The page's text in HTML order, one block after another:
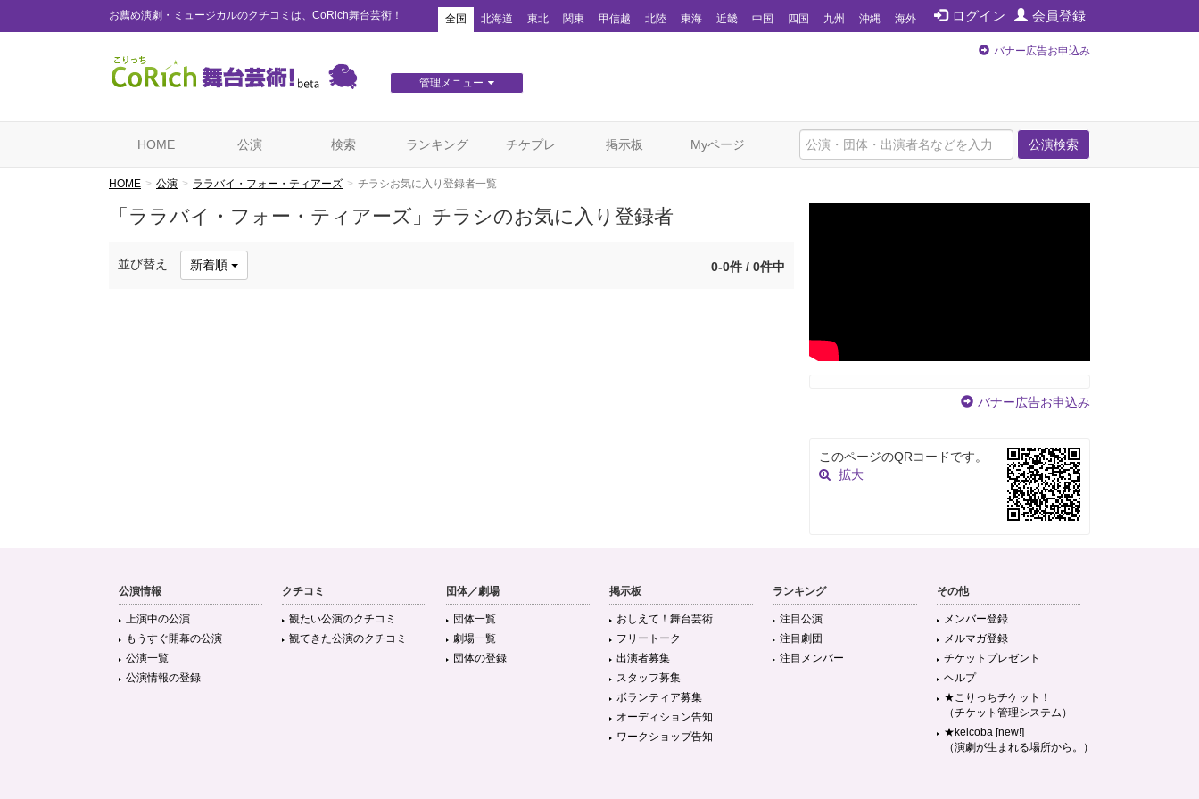
お薦め演劇・ミュージカルのクチコミは、CoRich舞台芸術！ ログイン 会員登録
全国 北海道 東北 関東 甲信越 北陸 東海 近畿 中国 四国 九州 沖縄 海外
管理メニュー
バナー広告お申込み
公演検索
HOME 公演 検索 ランキング チケプレ 掲示板 Myページ
HOME 公演 ララバイ・フォー・ティアーズ チラシお気に入り登録者一覧
「ララバイ・フォー・ティアーズ」チラシのお気に入り登録者
並び替え 新着順 0-0件 / 0件中
バナー広告お申込み
このページのQRコードです。
拡大
公演情報
上演中の公演
もうすぐ開幕の公演
公演一覧
公演情報の登録
クチコミ
観たい公演のクチコミ
観てきた公演のクチコミ
団体／劇場
団体一覧
劇場一覧
団体の登録
掲示板
おしえて！舞台芸術
フリートーク
出演者募集
スタッフ募集
ボランティア募集
オーディション告知
ワークショップ告知
ランキング
注目公演
注目劇団
注目メンバー
その他
メンバー登録
メルマガ登録
チケットプレゼント
ヘルプ
★こりっちチケット！
（チケット管理システム）
★keicoba [new!]
（演劇が生まれる場所から。）